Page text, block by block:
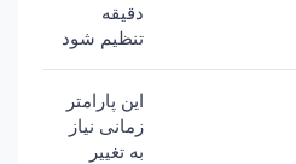
دقیقه
تنظیم شود
این پارامتر
زمانی نیاز
به تغییر